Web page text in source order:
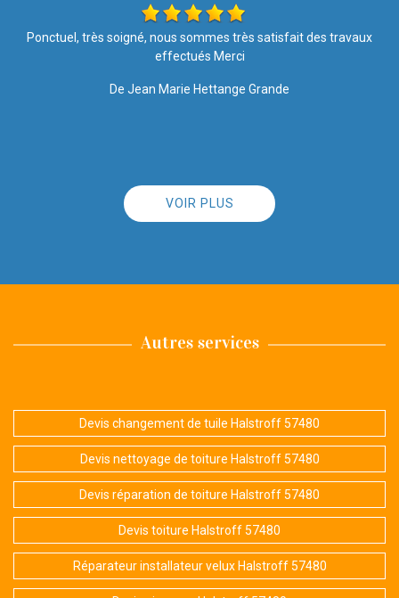
Rapide et efficace, rien à dire !!
VOIR PLUS
Autres services
Devis changement de tuile Halstroff 57480
Devis nettoyage de toiture Halstroff 57480
Devis réparation de toiture Halstroff 57480
Devis toiture Halstroff 57480
Réparateur installateur velux Halstroff 57480